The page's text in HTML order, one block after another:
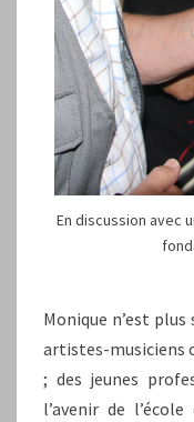
En discussion avec
Monique n’est
artistes-musiciens
; des jeunes
l’avenir de